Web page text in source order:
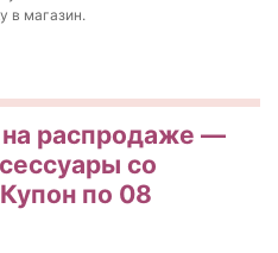
в магазин.
распродаже —
со
по 08